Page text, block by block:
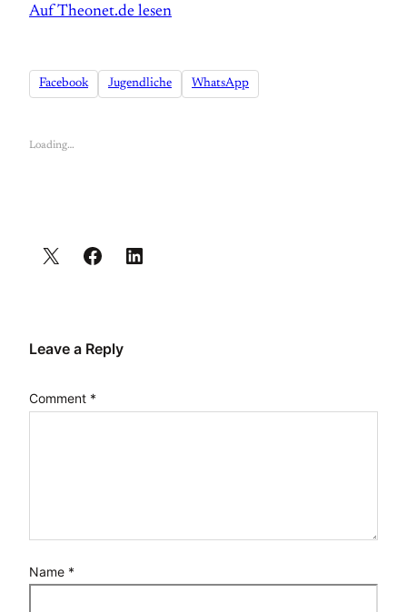
Auf Theonet.de lesen
Facebook Jugendliche WhatsApp
Loading…
Leave a Reply
Comment *
Name *